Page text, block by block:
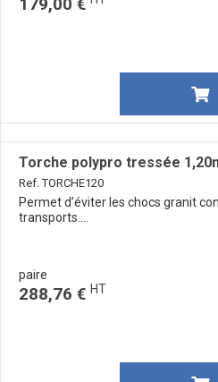
179,00 €
Torche polypro tressée
Ref. TORCHE120
Permet d’éviter les chocs granit
transports....
paire
288,76 € HT